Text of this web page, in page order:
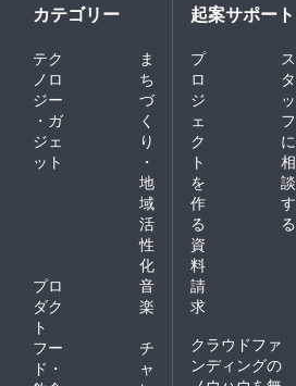
カテゴリー
テク
ノロ
ジー
・ガ
ジェ
ット
ま
ち
づ
く
り
・
地
域
活
性
化
プロ
ダク
ト
音
楽
フー
ド・
チ
ャ
起案サポート
プ
ロ
ジ
ェ
ク
ト
を
作
る
ス
タ
ッ
フ
に
相
談
す
る
資
料
請
求
クラウドファ
ンディングの